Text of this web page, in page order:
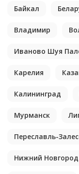
Байкал
Владимир
Иваново Шуя
Карелия
Калининград
Мурманск
Переславль-
Нижний Новгород